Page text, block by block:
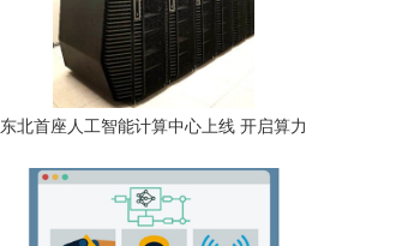
东北首座人工智能计算中心上线 开启算力